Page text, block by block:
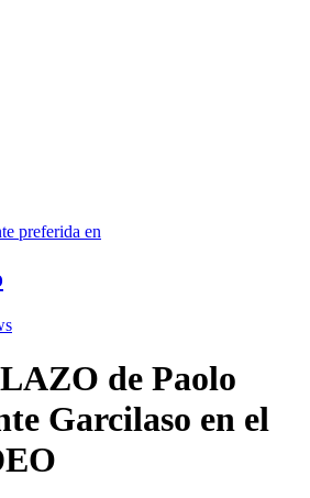
preferida en
de Paolo
Garcilaso en el